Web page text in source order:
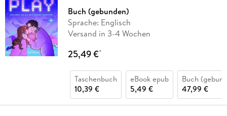
Buch (gebunden)
Sprache: Englisch
Versand in 3-4 Wochen
25,49 €*
Taschenbuch
10,39 €
eBook epub
5,49 €
Buch
47,99 €